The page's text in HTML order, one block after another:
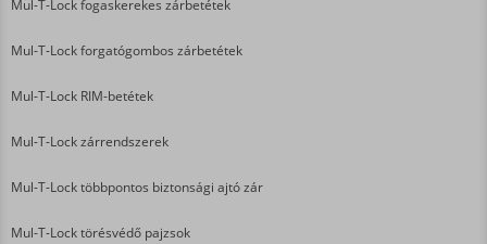
Mul-T-Lock fogaskerekes zárbetétek
Mul-T-Lock forgatógombos zárbetétek
Mul-T-Lock RIM-betétek
Mul-T-Lock zárrendszerek
Mul-T-Lock többpontos biztonsági ajtó zár
Mul-T-Lock törésvédő pajzsok